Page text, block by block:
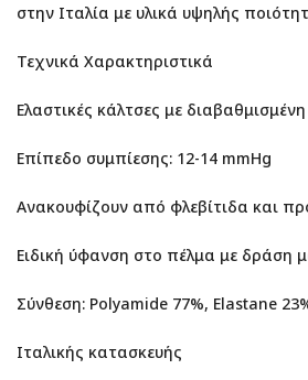
στην Ιταλία με υλικά υψηλής
Τεχνικά Χαρακτηριστικά
Ελαστικές κάλτσες με
Επίπεδο συμπίεσης: 12-14 mmHg
Ανακουφίζουν από φλεβίτιδα και
Ειδική ύφανση στο πέλμα με δράση
Σύνθεση: Polyamide 77%, Elastane
Ιταλικής κατασκευής